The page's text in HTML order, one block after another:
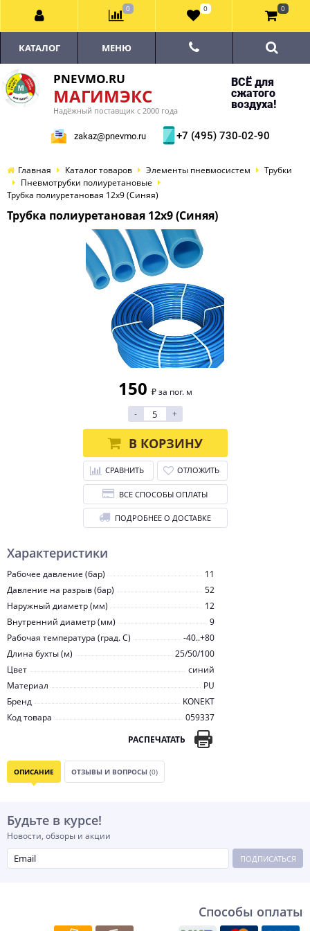
PNEVMO.RU
МАГИМЭКС
Надёжный поставщик с 2000 года
ВСЁ для
сжатого
воздуха!
zakaz@pnevmo.ru +7 (495) 730-02-90
КАТАЛОГ МЕНЮ
Главная Каталог товаров Элементы пневмосистем
Трубки
Пневмотрубки полиуретановые
Трубка полиуретановая 12х9 (Синяя)
Трубка полиуретановая 12х9 (Синяя)
Характеристики
Рабочее давление (бар)
11
Давление на разрыв (бар)
52
Наружный диаметр (мм)
12
Внутренний диаметр (мм)
9
Рабочая температура (град. C)
-40..+80
Длина бухты (м)
25/50/100
Цвет
синий
Материал
PU
Бренд
KONEKT
Код товара
059337
РАСПЕЧАТАТЬ
150 ₽ за пог. м
-
+
В КОРЗИНУ
СРАВНИТЬ ОТЛОЖИТЬ
ВСЕ СПОСОБЫ ОПЛАТЫ
ПОДРОБНЕЕ О ДОСТАВКЕ
ОПИСАНИЕ ОТЗЫВЫ И ВОПРОСЫ (0)
Будьте в курсе!
Новости, обзоры и акции
ПОДПИСАТЬСЯ
Способы оплаты
0 0 0